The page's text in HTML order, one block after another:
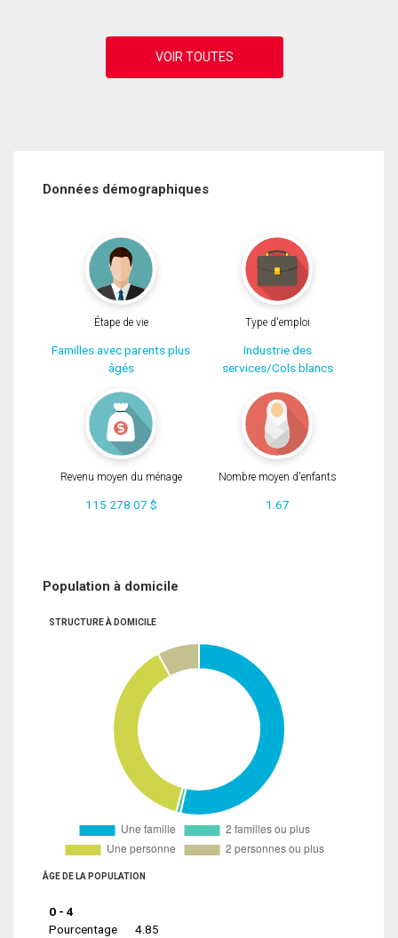
Données démographiques
Étape de vie
Familles avec parents plus
âgés
Type d'emploi
Industrie des
services/Cols blancs
Revenu moyen du ménage
115 278.07 $
Nombre moyen d'enfants
1.67
Population à domicile
STRUCTURE À DOMICILE
ÂGE DE LA POPULATION
0 - 4
Pourcentage
4.85